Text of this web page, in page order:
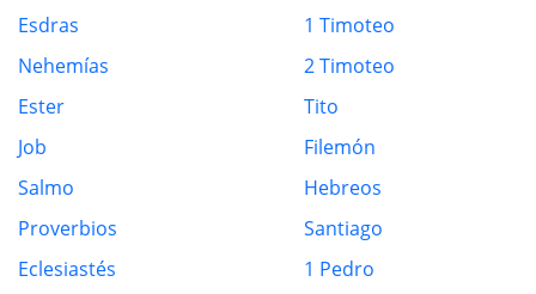
Esdras
Nehemías
Ester
Job
Salmo
Proverbios
Eclesiastés
1 Timoteo
2 Timoteo
Tito
Filemón
Hebreos
Santiago
1 Pedro